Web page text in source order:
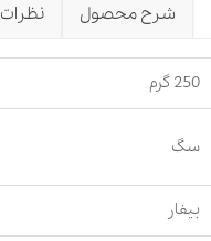
شرح محصول نظرات
250 گرم
سگ
بیفار